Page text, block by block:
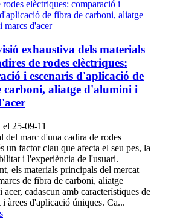
exhaustiva dels materials
de rodes elèctriques:
i escenaris d'aplicació de
carboni, aliatge d'alumini i
25-09-11
del marc d'una cadira de rodes
un factor clau que afecta el seu pes, la
i l'experiència de l'usuari.
els materials principals del mercat
de fibra de carboni, aliatge
cadascun amb característiques de
i àrees d'aplicació úniques. Ca...